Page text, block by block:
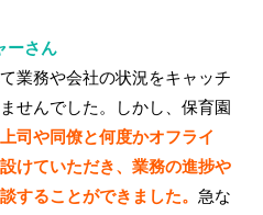
ーさん
業務や会社の状況をキャッチ
せんでした。しかし、保育園
上司や同僚と何度かオフライ
けていただき、業務の進捗や
することができました。急な